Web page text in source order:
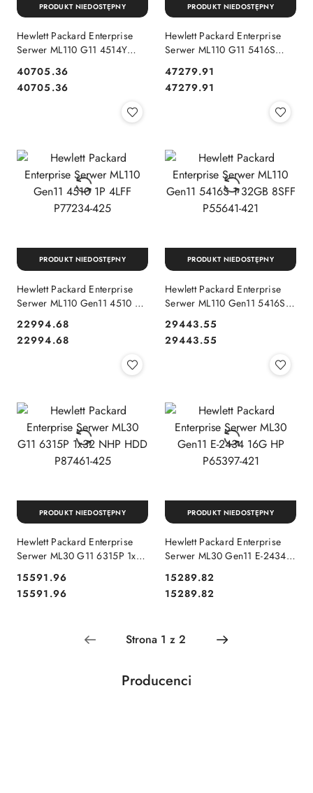
Hewlett Packard Enterprise
Serwer ML110 G11 4514Y
Cena:
40705.36
Cena:
40705.36
PRODUKT NIEDOSTĘPNY
Hewlett Packard Enterprise
Serwer ML110 G11 5416S
Cena:
47279.91
Cena:
47279.91
PRODUKT NIEDOSTĘPNY
Hewlett Packard Enterprise
Serwer ML110 Gen11 4510 1P
Cena:
22994.68
Cena:
22994.68
PRODUKT NIEDOSTĘPNY
Hewlett Packard Enterprise
Serwer ML110 Gen11 5416S 1
Cena:
29443.55
Cena:
29443.55
PRODUKT NIEDOSTĘPNY
Hewlett Packard Enterprise
Serwer ML30 G11 6315P 1x32
Cena:
15591.96
Cena:
15591.96
PRODUKT NIEDOSTĘPNY
Hewlett Packard Enterprise
Serwer ML30 Gen11 E-2434
Cena:
15289.82
Cena:
15289.82
PRODUKT NIEDOSTĘPNY
Pomiń karuzelę producentów
Producenci